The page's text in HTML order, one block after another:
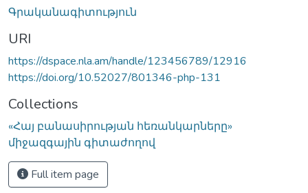
Գրականագիտություն
URI
https://dspace.nla.am/handle/123456789/12916
https://doi.org/10.52027/801346-php-131
Collections
«Հայ բանասիրության հեռանկարները»
միջազգային գիտաժողով
Full item page